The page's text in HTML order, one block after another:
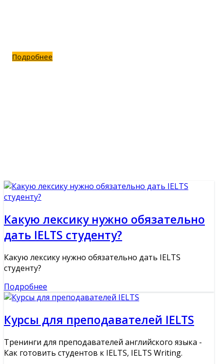
Подробнее
Какую лексику нужно обязательно
дать IELTS студенту?
Какую лексику нужно обязательно дать IELTS
студенту?
Подробнее
Курсы для преподавателей IELTS
Тренинги для преподавателей английского языка -
Как готовить студентов к IELTS, IELTS Writing.